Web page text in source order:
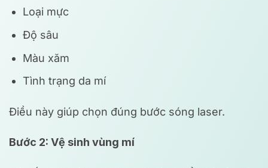
Loại mực
Độ sâu
Màu xăm
Tình trạng da mí
Điều này giúp chọn đúng bước sóng laser.
Bước 2: Vệ sinh vùng mí